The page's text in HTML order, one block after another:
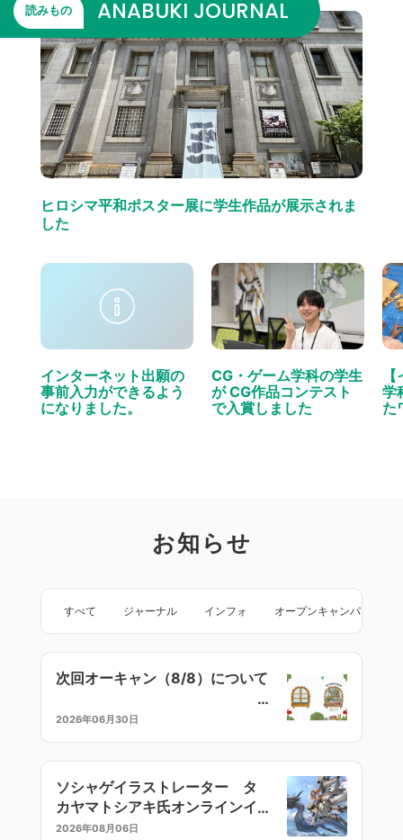
読みもの ANABUKI JOURNAL
ヒロシマ平和ポスター展に学生作品が展示されま
した
インターネット出願の
事前入力ができるよう
になりました。
CG・ゲーム学科の学生
が CG作品コンテスト
で入賞しました
学
た
お知らせ
すべて ジャーナル インフォ オープンキャンパス
次回オーキャン（8/8）について
2026年06月30日
ソシャゲイラストレーター タ
カヤマトシアキ氏オンラインイ
ラストセミナー
2026年08月06日